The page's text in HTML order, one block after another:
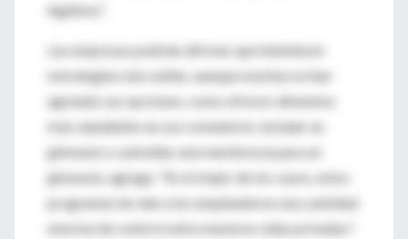
legítimo".
Las empresas podrían afirmar que intentaron
estrategias más sutiles, aunque muchas no han
agotado sus opciones, como ofrecer alimentos
más saludables en sus comedores, instalar un
gimnasio o subsidiar una membrecía para un
gimnasio, agrega. "En el mejor de los casos, estos
programas les dan a los empleadores una cantidad
enorme de control sobre nuestras vidas privadas".